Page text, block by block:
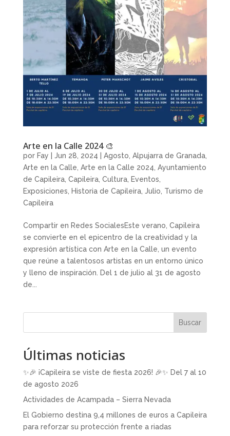
Arte en la Calle 2024 🎨
por Fay Jun 28, 2024 Agosto Alpujarra de Granada,
Arte en la Calle Arte en la Calle 2024 Ayuntamiento
de Capileira, Capileira, Cultura, Eventos
Exposiciones
Historia de Capileira, Julio Turismo de
Capileira
Compartir en Redes SocialesEste verano, Capileira
se convierte en el epicentro de la creatividad y la
expresión artística con Arte en la Calle, un evento
que reúne a talentosos artistas en un entorno único
y lleno de inspiración. Del 1 de julio al 31 de agosto
de...
Buscar
Últimas noticias
✨🎉 ¡Capileira se viste de fiesta 2026! 🎉✨ Del 7 al 10
de agosto 2026
Actividades de Acampada – Sierra Nevada
El Gobierno destina 9,4 millones de euros a Capileira
para reforzar su protección frente a riadas